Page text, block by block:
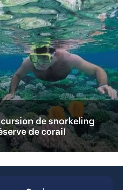
de snorkeling
de corail